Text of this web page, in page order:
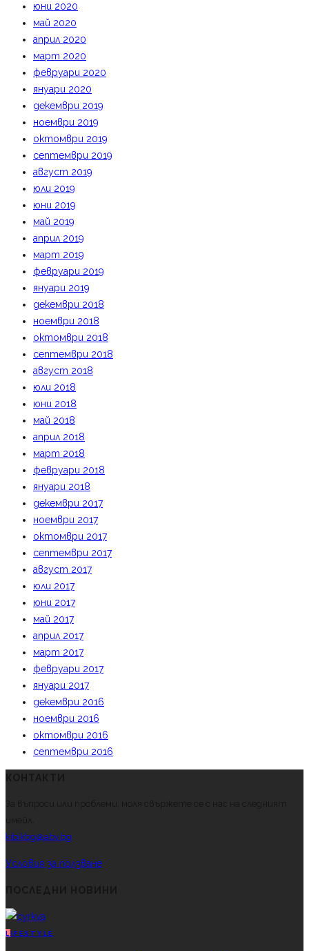
юни 2020
май 2020
април 2020
март 2020
февруари 2020
януари 2020
декември 2019
ноември 2019
октомври 2019
септември 2019
август 2019
юли 2019
юни 2019
май 2019
април 2019
март 2019
февруари 2019
януари 2019
декември 2018
ноември 2018
октомври 2018
септември 2018
август 2018
юли 2018
юни 2018
май 2018
април 2018
март 2018
февруари 2018
януари 2018
декември 2017
ноември 2017
октомври 2017
септември 2017
август 2017
юли 2017
юни 2017
май 2017
април 2017
март 2017
февруари 2017
януари 2017
декември 2016
ноември 2016
октомври 2016
септември 2016
За въпроси или проблеми, моля свържете се с нас на следният
имейл.
kibikbg@abv.bg
Условия за ползване
L IFESTYLE